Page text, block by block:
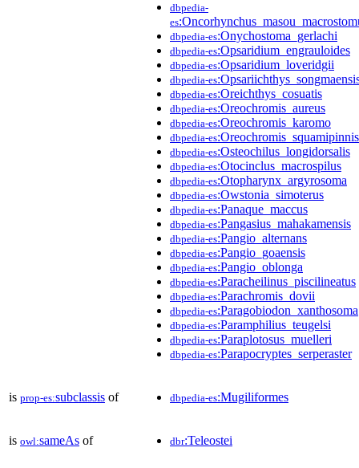
dbpedia-
es
dbpedia-es:Onychostoma_gerlachi
dbpedia-es:Opsaridium_engrauloides
dbpedia-es:Opsaridium_loveridgii
dbpedia-es
dbpedia-es:Oreichthys_cosuatis
dbpedia-es:Oreochromis_aureus
dbpedia-es:Oreochromis_karomo
dbpedia-es:Oreochromis_squamipinnis
dbpedia-es:Osteochilus_longidorsalis
dbpedia-es:Otocinclus_macrospilus
dbpedia-es:Otopharynx_argyrosoma
dbpedia-es:Owstonia_simoterus
dbpedia-es:Panaque_maccus
dbpedia-es:Pangasius_mahakamensis
dbpedia-es:Pangio_alternans
dbpedia-es:Pangio_goaensis
dbpedia-es:Pangio_oblonga
dbpedia-es:Paracheilinus_piscilineatus
dbpedia-es:Parachromis_dovii
dbpedia-es:Paragobiodon_xanthosoma
dbpedia-es:Paramphilius_teugelsi
dbpedia-es:Paraplotosus_muelleri
dbpedia-es:Parapocryptes_serperaster
is prop-es:subclassis of dbpedia-es:Mugiliformes
is owl:sameAs of dbr:Teleostei